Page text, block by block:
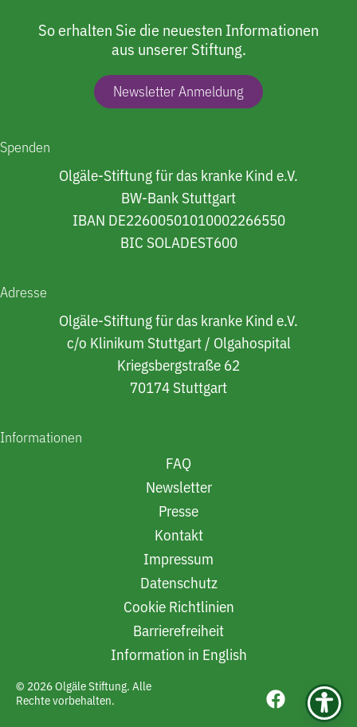
So erhalten Sie die neuesten Informationen
aus unserer Stiftung.
Newsletter Anmeldung
Spenden
Olgäle-Stiftung für das kranke Kind e.V.
BW-Bank Stuttgart
IBAN DE22600501010002266550
BIC SOLADEST600
Adresse
Olgäle-Stiftung für das kranke Kind e.V.
c/o Klinikum Stuttgart / Olgahospital
Kriegsbergstraße 62
70174 Stuttgart
Informationen
FAQ
Newsletter
Presse
Kontakt
Impressum
Datenschutz
Cookie Richtlinien
Barrierefreiheit
Information in English
© 2026 Olgäle Stiftung. Alle
Rechte vorbehalten.